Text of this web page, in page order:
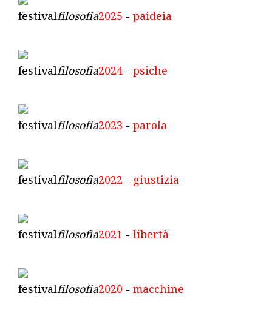
festivalfilosofia2025 - paideia
festivalfilosofia2024 - psiche
festivalfilosofia2023 - parola
festivalfilosofia2022 - giustizia
festivalfilosofia2021 - libertà
festivalfilosofia2020 - macchine